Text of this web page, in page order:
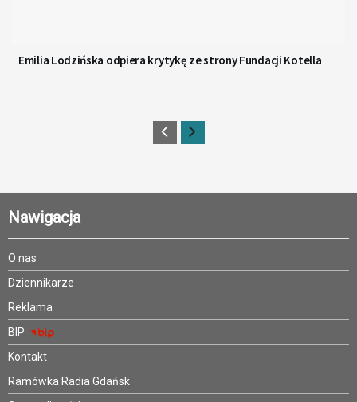
Emilia Lodzińska odpiera krytykę ze strony Fundacji Kotella
Nawigacja
O nas
Dziennikarze
Reklama
BIP
Kontakt
Ramówka Radia Gdańsk